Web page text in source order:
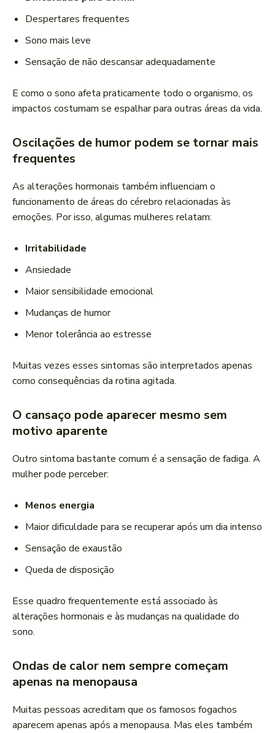
Despertares frequentes
Sono mais leve
Sensação de não descansar adequadamente
E como o sono afeta praticamente todo o organismo, os
impactos costumam se espalhar para outras áreas da vida.
Oscilações de humor podem se tornar mais
frequentes
As alterações hormonais também influenciam o
funcionamento de áreas do cérebro relacionadas às
emoções. Por isso, algumas mulheres relatam:
Irritabilidade
Ansiedade
Maior sensibilidade emocional
Mudanças de humor
Menor tolerância ao estresse
Muitas vezes esses sintomas são interpretados apenas
como consequências da rotina agitada.
O cansaço pode aparecer mesmo sem
motivo aparente
Outro sintoma bastante comum é a sensação de fadiga. A
mulher pode perceber:
Menos energia
Maior dificuldade para se recuperar após um dia intenso
Sensação de exaustão
Queda de disposição
Esse quadro frequentemente está associado às
alterações hormonais e às mudanças na qualidade do
sono.
Ondas de calor nem sempre começam
apenas na menopausa
Muitas pessoas acreditam que os famosos fogachos
aparecem apenas após a menopausa. Mas eles também